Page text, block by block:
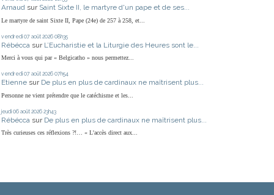
Arnaud sur Saint Sixte II, le martyre d'un pape et de ses...
Le martyre de saint Sixte II, Pape (24e) de 257 à 258, et...
vendredi 07 août 2026 08h35
Rébécca sur L’Eucharistie et la Liturgie des Heures sont le...
Merci à vous qui par « Belgicatho » nous permettez...
vendredi 07 août 2026 07h54
Etienne sur De plus en plus de cardinaux ne maîtrisent plus...
Personne ne vient prétendre que le catéchisme et les...
jeudi 06 août 2026 23h43
Rébécca sur De plus en plus de cardinaux ne maîtrisent plus...
Très curieuses ces réflexions ?!… « L'accès direct aux...